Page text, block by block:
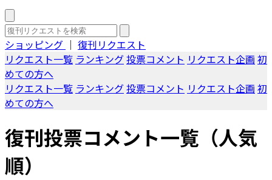
ショッピング ｜ 復刊リクエスト
リクエスト一覧 ランキング投票コメント リクエスト企画 初
めての方へ
リクエスト一覧 ランキング投票コメント リクエスト企画 初
めての方へ
復刊投票コメント一覧（人気
順）